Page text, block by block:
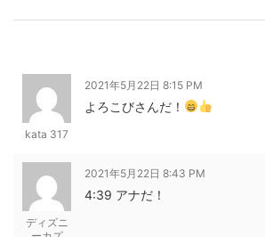
kata 317
2021年5月22日 8:15 PM
よろこびさんだ！
ディズニ
2021年5月22日 8:43 PM
4:39 アナだ！